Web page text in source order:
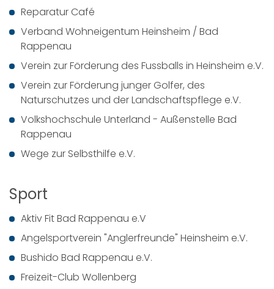
Reparatur Café
Verband Wohneigentum Heinsheim / Bad
Rappenau
Verein zur Förderung des Fussballs in Heinsheim e.V.
Verein zur Förderung junger Golfer, des
Naturschutzes und der Landschaftspflege e.V.
Volkshochschule Unterland - Außenstelle Bad
Rappenau
Wege zur Selbsthilfe e.V.
Sport
Aktiv Fit Bad Rappenau e.V
Angelsportverein "Anglerfreunde" Heinsheim e.V.
Bushido Bad Rappenau e.V.
Freizeit-Club Wollenberg